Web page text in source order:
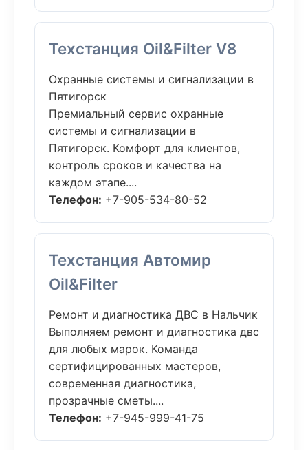
Техстанция Oil&Filter V8
Охранные системы и сигнализации в
Пятигорск
Премиальный сервис охранные
системы и сигнализации в
Пятигорск. Комфорт для клиентов,
контроль сроков и качества на
каждом этапе....
Телефон: +7-905-534-80-52
Техстанция Автомир
Oil&Filter
Ремонт и диагностика ДВС в Нальчик
Выполняем ремонт и диагностика двс
для любых марок. Команда
сертифицированных мастеров,
современная диагностика,
прозрачные сметы....
Телефон: +7-945-999-41-75